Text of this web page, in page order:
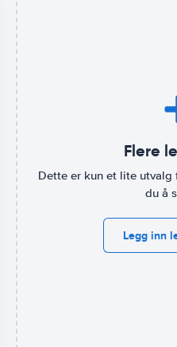
Flere
Dette er kun et lite
du å
Legg inn